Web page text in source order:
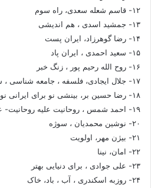
۱۲- قاسم شعله سعدی، راه سوم
۱۳- جمشید اسدی ، هم اندیشی
۱۴- رضا گوهرزاد، ایران پست
۱۵- سعید احمدی ، ایران پاد
۱۶- روح الله رحیم پور ، زنگ خبر
۱۷- جلال ایجادی، فلسفه ، جامعه شناسی ، سیاست
۱۸- رضا حسین بر، بینشی نو برای ایرانی نو
۱۹- احمد شمس ، روحانیت علیه روحانیت- عبور
۲۰- نوشین محمدیان ، سوژه
۲۱- بیژن مهر، اولویت
۲۲- امان، نینا
۲۳- علی جوادی ، برای دنیایی بهتر
۲۴- روزبه اسکندری ، آب ، باد، خاک